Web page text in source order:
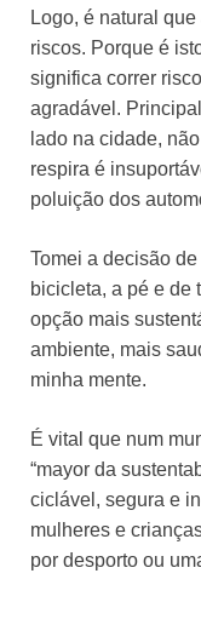
Logo, é natural
riscos. Porque é
significa correr
agradável.
lado na cidade,
respira é
poluição dos
Tomei a decisão
bicicleta, a pé e de
opção mais
ambiente, mais
minha mente.
É vital que num
“mayor da
ciclável, segura e
mulheres e
por desporto ou